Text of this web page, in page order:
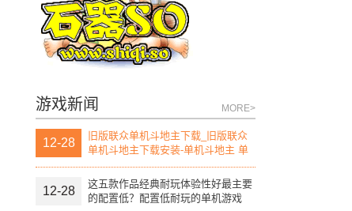
游戏新闻 MORE>
12-28
旧版联众单机斗地主下载_旧版联众
单机斗地主下载安装-单机斗地主 单
机版
12-28
这五款作品经典耐玩体验性好最主要
的配置低？配置低耐玩的单机游戏